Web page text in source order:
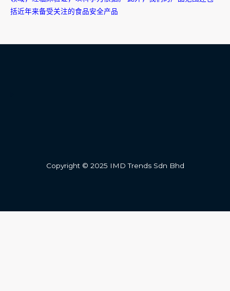
括近年来备受关注的食品安全产品
Copyright © 2025 IMD Trends Sdn Bhd